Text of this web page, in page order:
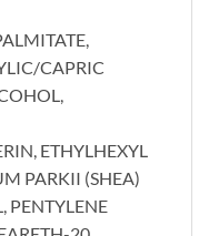
CAPRIC
ETHYLHEXYL
PARKII (SHEA)
PENTYLENE